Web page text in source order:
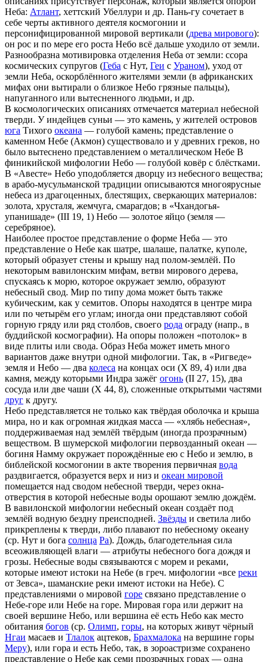
Неба: Атлант, хеттский Убеллури и др. Пань-гу сочетает в
себе черты активного деятеля космогонии и
персонифицированной мировой вертикали (древа мирового):
он рос и по мере его роста Небо всё дальше уходило от земли.
Разнообразна мотивировка отделения Неба от земли: ссора
космических супругов (Геба с Нут, Геи с Ураном), уход от
земли Неба, оскорблённого жителями земли (в африканских
мифах они вытирали о близкое Небо грязные пальцы),
напуганного или вытесненного людьми, и др.
В космологических описаниях отмечается материал небесной
тверди. У индейцев суньи — это камень, у жителей островов
юга Тихого океана — голубой камень; представление о
каменном Небе (Акмон) существовало и у древних греков, но
было вытеснено представлением о металлическом Небе В
финикийской мифологии Небо — голубой ковёр с блёстками.
В «Авесте» Небо уподобляется дворцу из небесного вещества;
в арабо-мусульманской традиции описываются многоярусные
небеса из драгоценных, блестящих, сверкающих материалов:
золота, хрусталя, жемчуга, смарагдов; в «Чхандогья-
упанишаде» (III 19, 1) Небо — золотое яйцо (земля —
серебряное).
Наиболее простое представление о форме Неба — это
представление о Небе как шатре, шалаше, палатке, куполе,
который образует стены и крышу над полом-землёй. По
некоторым вавилонским мифам, ветви мирового дерева,
спускаясь к морю, которое окружает землю, образуют
небесный свод. Мир по типу дома может быть также
кубическим, как у семитов. Опоры находятся в центре мира
или по четырём его углам; иногда они представляют собой
горную гряду или ряд столбов, своего рода ограду (напр., в
буддийской космографии). На опоры положен «потолок» в
виде плиты или свода. Образ Неба может иметь много
вариантов даже внутри одной мифологии. Так, в «Ригведе»
земля и Небо — два колеса на концах оси (X 89, 4) или два
камня, между которыми Индра зажёг огонь (II 27, 15), два
сосуда или две чаши (X 44, 8), сложенные открытыми частями
друг к другу.
Небо представляется не только как твёрдая оболочка и крыша
мира, но и как огромная жидкая масса — «хлябь небесная»,
поддерживаемая над землёй твёрдым (иногда прозрачным)
веществом. В шумерской мифологии первозданный океан —
богиня Намму окружает порождённые ею с Небо и землю, в
библейской космогонии в акте творения первичная вода
раздвигается, образуется верх и низ и океан мировой
помещается над сводом небесной тверди, через окна-
отверстия в которой небесные воды орошают землю дождём.
В вавилонской мифологии небесный океан создаёт под
землёй водную бездну преисподней. Звёзды и светила либо
прикреплены к тверди, либо плавают по небесному океану
(ср. Нут и бога солнца Ра). Дождь, благодетельная сила
всеоживляющей влаги — атрибуты небесного бога дождя и
грозы. Небесные воды связываются с морем и реками,
которые имеют истоки на Небе (в греч. мифологии «все реки
от Зевса», шаманские реки имеют истоки на Небе). С
представлениями о мировой горе связано представление о
Небе-горе или Небе на горе. Мировая гора или держит на
своей вершине Небо, или вершина её есть Небо как место
обитания богов (ср. Олимп, горы, на которых живут чёрный
Нгаи масаев и Тлалок ацтеков, Брахмалока на вершине горы
Меру), или гора и есть Небо, так, в зороастризме сохранено
представление о Небе как семи прозрачных горах — одна